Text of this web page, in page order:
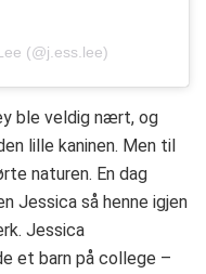
(@j.ess.lee)
ble veldig nært, og
lille kaninen. Men til
naturen. En dag
Jessica så henne igjen
Jessica
et barn på college –